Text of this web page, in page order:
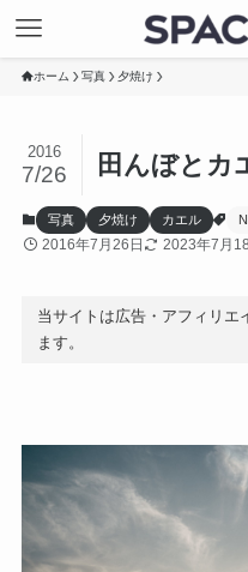
ホーム 写真 夕焼け
田んぼとカ
2016
7/26
写真 夕焼け カエル
2016年7月26日 2023年7月
当サイトは広告・アフィリエ
ます。